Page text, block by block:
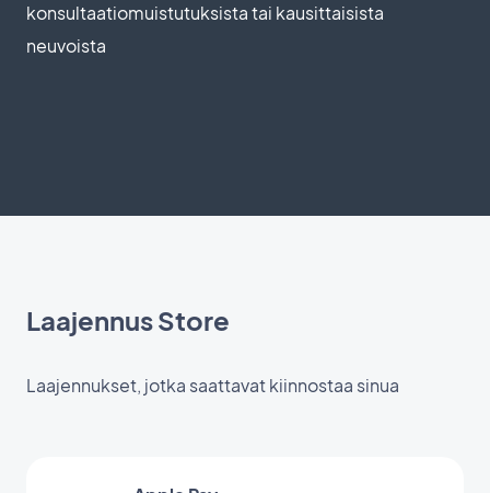
konsultaatiomuistutuksista tai kausittaisista
neuvoista
Laajennus Store
Laajennukset, jotka saattavat kiinnostaa sinua